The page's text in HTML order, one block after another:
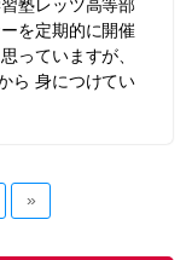
塾レッツ高等部
を定期的に開催
っていますが、
ら 身につけてい
»